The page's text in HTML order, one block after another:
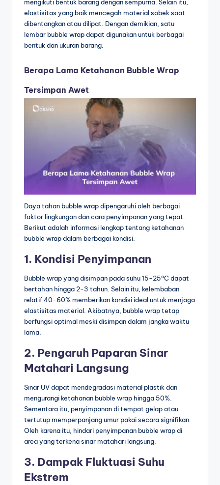
mengikuti bentuk barang dengan sempurna. Selain itu,
elastisitas yang baik mencegah material sobek saat
dibentangkan atau dilipat. Dengan demikian, satu
lembar bubble wrap dapat digunakan untuk berbagai
bentuk dan ukuran barang.
Berapa Lama Ketahanan Bubble Wrap
Tersimpan Awet
Daya tahan bubble wrap dipengaruhi oleh berbagai
faktor lingkungan dan cara penyimpanan yang tepat.
Berikut adalah informasi lengkap tentang ketahanan
bubble wrap dalam berbagai kondisi.
1. Kondisi Penyimpanan
Bubble wrap yang disimpan pada suhu 15-25°C dapat
bertahan hingga 2-3 tahun. Selain itu, kelembaban
relatif 40-60% memberikan kondisi ideal untuk menjaga
elastisitas material. Akibatnya, bubble wrap tetap
berfungsi optimal meski disimpan dalam jangka waktu
lama.
2. Pengaruh Paparan Sinar
Matahari Langsung
Sinar UV dapat mendegradasi material plastik dan
mengurangi ketahanan bubble wrap hingga 50%.
Sementara itu, penyimpanan di tempat gelap atau
tertutup memperpanjang umur pakai secara signifikan.
Oleh karena itu, hindari penyimpanan bubble wrap di
area yang terkena sinar matahari langsung.
3. Dampak Fluktuasi Suhu
Ekstrem